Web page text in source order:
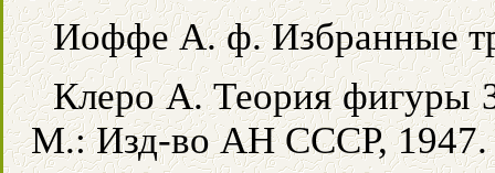
Иоффе А. ф. Избранные
Клеро А. Теория фигуры
М.: Изд-во АН СССР, 1947.